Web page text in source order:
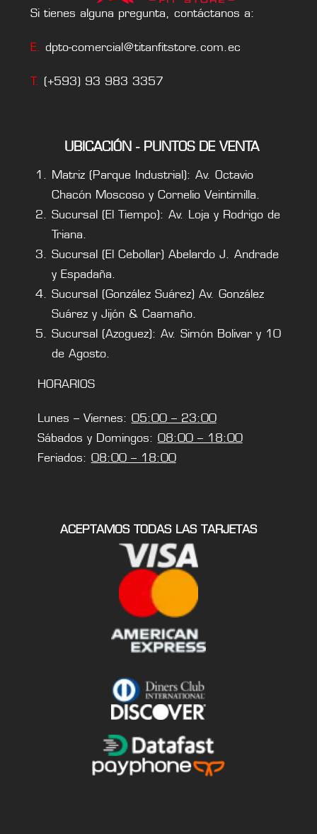
Si tienes alguna pregunta, contáctanos a:
E. dpto-comercial@titanfitstore.com.ec
T. (+593) 93 983 3357
UBICACIÓN - PUNTOS DE VENTA
Matriz (Parque Industrial): Av. Octavio
Chacón Moscoso y Cornelio Veintimilla.
Sucursal (El Tiempo): Av. Loja y Rodrigo de
Triana.
Sucursal (El Cebollar) Abelardo J. Andrade
y Espadaña.
Sucursal (González Suárez) Av. González
Suárez y Jijón & Caamaño.
Sucursal (Azoguez): Av. Simón Bolivar y 10
de Agosto.
HORARIOS
Lunes – Viernes: 05:00 – 23:00
Sábados y Domingos: 08:00 – 18:00
Feriados: 08:00 – 18:00
ACEPTAMOS TODAS LAS TARJETAS